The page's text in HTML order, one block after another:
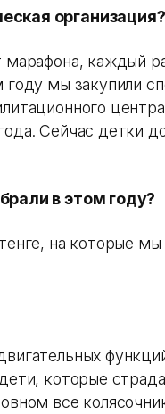
организация?
каждый
году мы закупили
Сейчас детки
в этом году?
на которые мы
которые
все